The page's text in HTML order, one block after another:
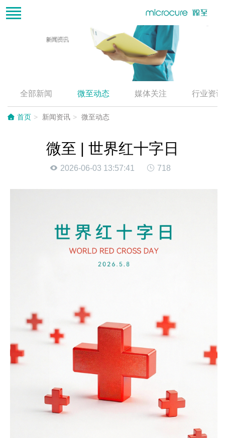
全部新闻 微至动态 媒体关注 行业资讯
首页 新闻资讯 微至动态
微至 | 世界红十字日
2026-06-03 13:57:41 718